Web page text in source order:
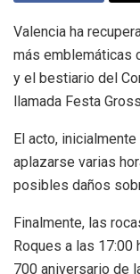
Valencia ha
más emblemáticas
y el bestiario del
llamada Festa
El acto,
aplazarse varias
posibles daños
Finalmente, las
Roques a las 17:00
700 aniversario de